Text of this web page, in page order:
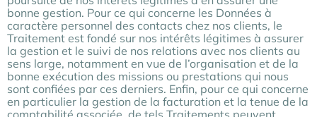
bonne gestion. Pour ce qui concerne les Données à
caractère personnel des contacts chez nos clients, le
Traitement est fondé sur nos intérêts légitimes à assurer
la gestion et le suivi de nos relations avec nos clients au
sens large, notamment en vue de l’organisation et de la
bonne exécution des missions ou prestations qui nous
sont confiées par ces derniers. Enfin, pour ce qui concerne
en particulier la gestion de la facturation et la tenue de la